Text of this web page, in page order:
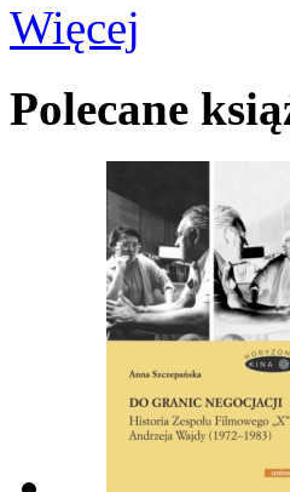
Więcej
Polecane